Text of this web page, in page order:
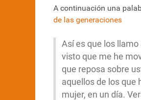
A continuación una
de las generaciones
Así es que los
visto que me he
que reposa sobre
aquellos de los que
mujer, en un día.